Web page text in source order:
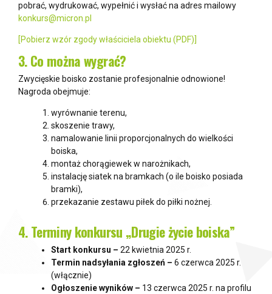
pobrać, wydrukować, wypełnić i wysłać na adres mailowy
konkurs@micron.pl
[Pobierz wzór zgody właściciela obiektu (PDF)]
3. Co można wygrać?
Zwycięskie boisko zostanie profesjonalnie odnowione!
Nagroda obejmuje:
wyrównanie terenu,
skoszenie trawy,
namalowanie linii proporcjonalnych do wielkości
boiska,
montaż chorągiewek w narożnikach,
instalację siatek na bramkach (o ile boisko posiada
bramki),
przekazanie zestawu piłek do piłki nożnej.
4. Terminy konkursu „Drugie życie boiska”
Start konkursu – 22 kwietnia 2025 r.
Termin nadsyłania zgłoszeń – 6 czerwca 2025 r.
(włącznie)
Ogłoszenie wyników – 13 czerwca 2025 r. na profilu